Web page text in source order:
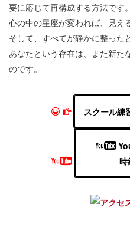
要に応じて再構成する方法です。
心の中の星座が変われば、見え
そして、すべてが静かに整った
あなたという存在は、また新た
のです。
スクール練
時